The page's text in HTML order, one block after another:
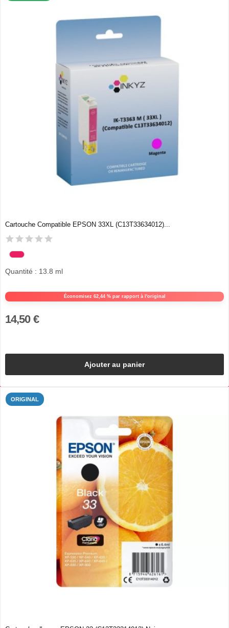
Cartouche Compatible EPSON 33XL (C13T33634012)...
Économisez 62,44 % par rapport à l'original
Quantité : 13.8 ml
14,50 €
Ajouter au panier
ORIGINAL